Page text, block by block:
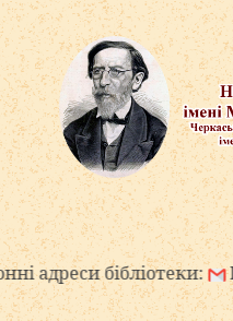
бібліотеки: